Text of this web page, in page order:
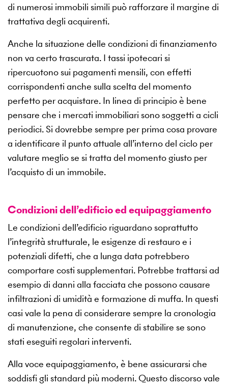
di numerosi immobili simili può rafforzare il margine di
trattativa degli acquirenti.
Anche la situazione delle condizioni di finanziamento
non va certo trascurata. I tassi ipotecari si
ripercuotono sui pagamenti mensili, con effetti
corrispondenti anche sulla scelta del momento
perfetto per acquistare. In linea di principio è bene
pensare che i mercati immobiliari sono soggetti a cicli
periodici. Si dovrebbe sempre per prima cosa provare
a identificare il punto attuale all’interno del ciclo per
valutare meglio se si tratta del momento giusto per
l’acquisto di un immobile.
Condizioni dell’edificio ed equipaggiamento
Le condizioni dell’edificio riguardano soprattutto
l’integrità strutturale, le esigenze di restauro e i
potenziali difetti, che a lunga data potrebbero
comportare costi supplementari. Potrebbe trattarsi ad
esempio di danni alla facciata che possono causare
infiltrazioni di umidità e formazione di muffa. In questi
casi vale la pena di considerare sempre la cronologia
di manutenzione, che consente di stabilire se sono
stati eseguiti regolari interventi.
Alla voce equipaggiamento, è bene assicurarsi che
soddisfi gli standard più moderni. Questo discorso vale